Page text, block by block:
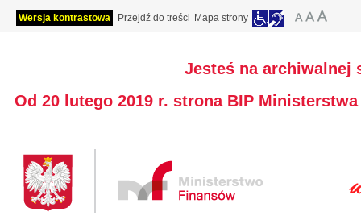
Wersja kontrastowa Przejdź do treści Mapa strony
Jesteś na archiwalnej
Od 20 lutego 2019 r. strona BIP